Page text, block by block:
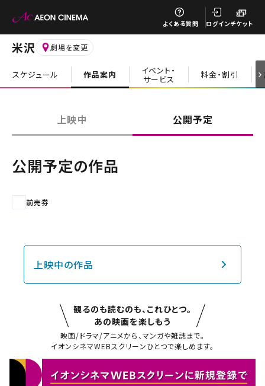
よくある質問 ログインチケット
米沢 劇場を変更
スケジュール 作品案内 イベント・
サービス 料金・割引
上映中 公開予定
公開予定の作品
前売券
上映中の作品
観るのも読むのも、これひとつ。
あの映画を楽しもう
映画/ドラマ/アニメから、マンガや雑誌まで。
イオンシネマWEBスクリーンひとつで楽しめます。
閉じる
閉じる